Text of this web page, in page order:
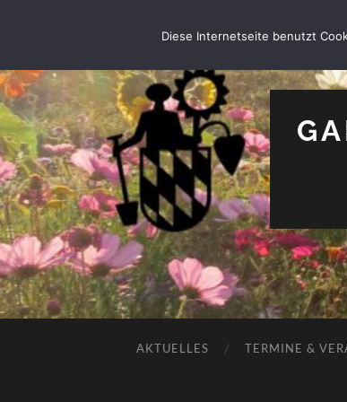
AKTUELLES TERMINE &
Diese Internetseite benutzt